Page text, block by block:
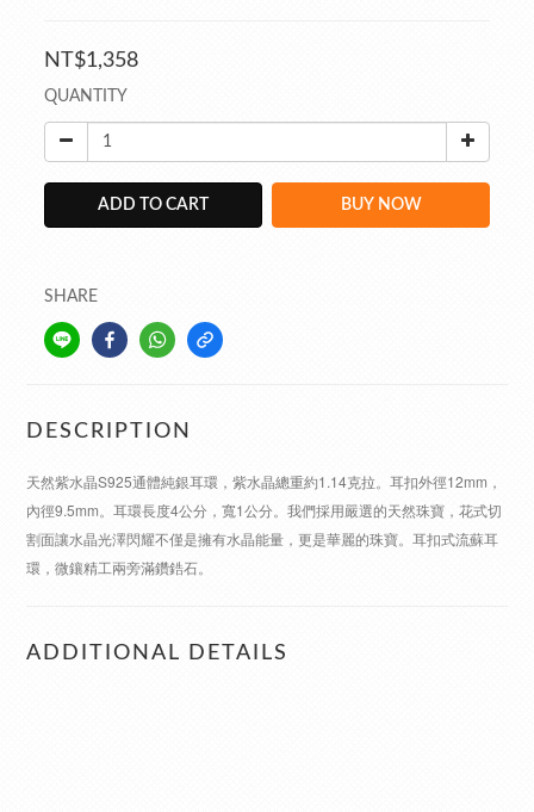
NT$1,358
QUANTITY
ADD TO CART BUY NOW
SHARE
DESCRIPTION
天然紫水晶S925通體純銀耳環，紫水晶總重約1.14克拉。耳扣外徑12mm，
內徑9.5mm。耳環長度4公分，寬1公分。我們採用嚴選的天然珠寶，花式切
割面讓水晶光澤閃耀不僅是擁有水晶能量，更是華麗的珠寶。耳扣式流蘇耳
環，微鑲精工兩旁滿鑽鋯石。
ADDITIONAL DETAILS